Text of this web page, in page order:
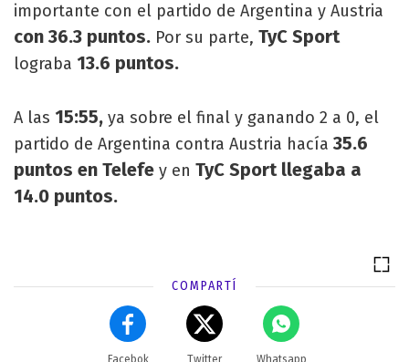
importante con el partido de Argentina y Austria
con 36.3 puntos. Por su parte, TyC Sport
lograba 13.6 puntos.
A las 15:55, ya sobre el final y ganando 2 a 0, el
partido de Argentina contra Austria hacía 35.6
puntos en Telefe y en TyC Sport llegaba a
14.0 puntos.
COMPARTÍ
Facebok Twitter Whatsapp